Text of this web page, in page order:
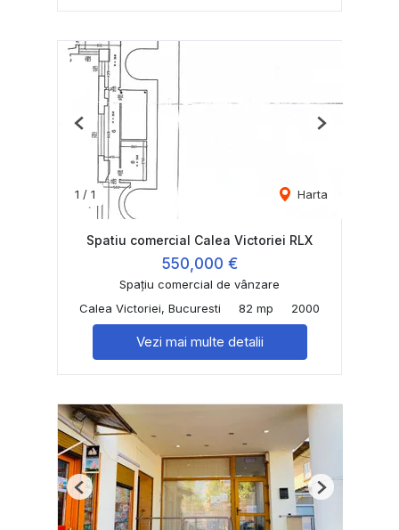
1 / 1 Harta
Previous Next
Spatiu comercial Calea Victoriei RLX
550,000 €
Spațiu comercial de vânzare
Calea Victoriei, Bucuresti
82 mp 2000
Vezi mai multe detalii
Previous Next